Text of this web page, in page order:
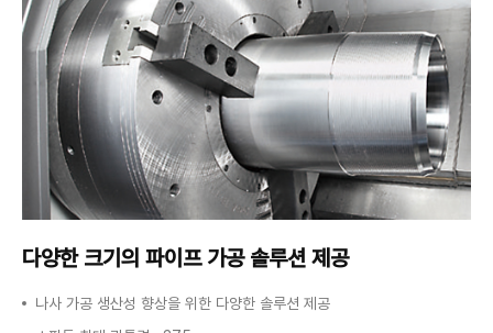
다양한 크기의 파이프 가공 솔루션 제공
나사 가공 생산성 향상을 위한 다양한 솔루션 제공